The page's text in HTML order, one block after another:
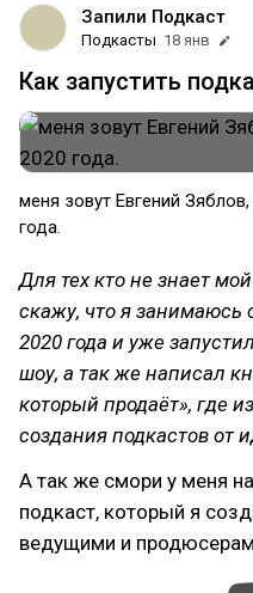
Запили Подкаст
Подкасты 18 янв
Как запустить
меня зовут Евгений
года.
Для тех кто не знает
скажу, что я занимаюсь
2020 года и уже
шоу, а так же написал
который продаёт», где
создания подкастов от
А так же смори у меня
подкаст, который я
ведущими и